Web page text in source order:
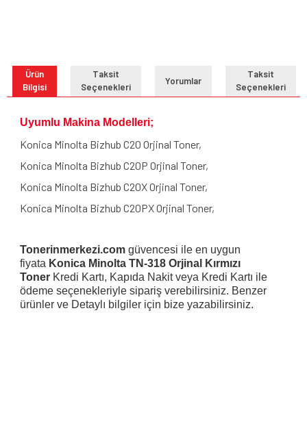
Ürün
Bilgisi
Taksit
Seçenekleri
Yorumlar
Taksit
Seçenekleri
Uyumlu Makina Modelleri;
Konica Minolta Bizhub C20 Orjinal Toner,
Konica Minolta Bizhub C20P Orjinal Toner,
Konica Minolta Bizhub C20X Orjinal Toner,
Konica Minolta Bizhub C20PX Orjinal Toner,
Tonerinmerkezi.com güvencesi ile en uygun
fiyata Konica Minolta TN-318 Orjinal Kırmızı
Toner Kredi Kartı, Kapıda Nakit veya Kredi Kartı ile
ödeme seçenekleriyle sipariş verebilirsiniz. Benzer
ürünler ve Detaylı bilgiler için bize yazabilirsiniz.